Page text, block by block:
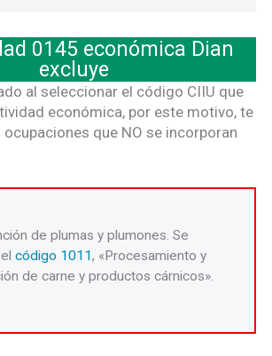
0145 económica Dian
excluye
al seleccionar el código CIIU que
económica, por este motivo, te
que NO se incorporan
de plumas y plumones. Se
elcódigo 1011, «Procesamiento y
de carne y productos cárnicos».